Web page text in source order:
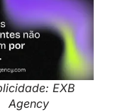
EXB
Agency